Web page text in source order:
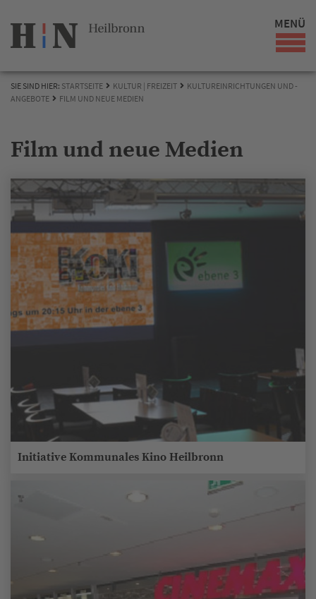
MENÜ
SIE SIND HIER: STARTSEITE KULTUR | FREIZEIT
KULTUREINRICHTUNGEN UND -
ANGEBOTE
FILM UND NEUE MEDIEN
Film und neue Medien
Initiative Kommunales Kino Heilbronn